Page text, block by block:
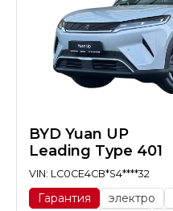
BYD Yuan UP
Leading Type 401
VIN: LC0CE4CB*S4****32
Гарантия электро